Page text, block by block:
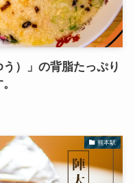
）」の背脂たっぷり
熊本駅